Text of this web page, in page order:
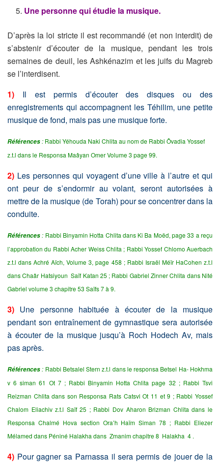
Une personne qui étudie la musique.
D’après la loi stricte il est recommandé (et non interdit) de
s’abstenir d’écouter de la musique, pendant les trois
semaines de deuil, les Ashkénazim et les juifs du Magreb
se l’interdisent.
1)
Il est permis d’écouter des disques ou des
enregistrements qui accompagnent les Téhilim, une petite
musique de fond, mais pas une musique forte.
Références : Rabbi Yéhouda Naki Chlita au nom de Rabbi Ôvadia Yossef
z.t.l dans le Responsa Maâyan Omer Volume 3 page 99.
2) Les personnes qui voyagent d’une ville à l’autre et qui
ont peur de s’endormir au volant, seront autorisées à
mettre de la musique (de Torah) pour se concentrer dans la
conduite.
Références: Rabbi Binyamin Hotta Chlita dans Ki Ba Moëd, page 33 a reçu
l’approbation du Rabbi Acher Weiss Chlita ; Rabbi Yossef Chlomo Auerbach
z.t.l dans Achré Aïch, Volume 3, page 458 ; Rabbi Israël Méïr HaCohen z.t.l
dans Chaâr Hatsiyoun Saïf Katan 25 ; Rabbi Gabriel Zinner Chlita dans Nité
Gabriel volume 3 chapitre 53 Saïfs 7 à 9.
3) Une personne habituée à écouter de la musique
pendant son entraînement de gymnastique sera autorisée
à écouter de la musique jusqu’à Roch Hodech Av, mais
pas après.
Références: Rabbi Betsalel Stern z.t.l dans le responsa Betsel Ha- Hokhma
v 6 siman 61 Ot 7 ; Rabbi Binyamin Hotta Chlita page 32 ; Rabbi Tsvi
Reizman Chlita dans son Responsa Rats Catsvi Ot 11 et 9 ; Rabbi Yossef
Chalom Eliachiv z.t.l Saïf 25 ; Rabbi Dov Aharon Brizman Chlita dans le
Responsa Chalmé Hova section Ora’h Haïm Siman 78 ; Rabbi Eliezer
Mélamed dans Péniné Halakha dans Zmanim chapitre 8 Halakha 4 .
4) Pour gagner sa Parnassa il sera permis de jouer de la